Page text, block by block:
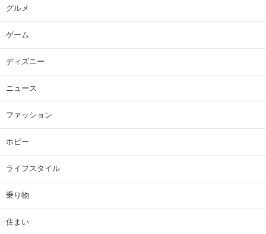
グルメ
ゲーム
ディズニー
ニュース
ファッション
ホビー
ライフスタイル
乗り物
住まい